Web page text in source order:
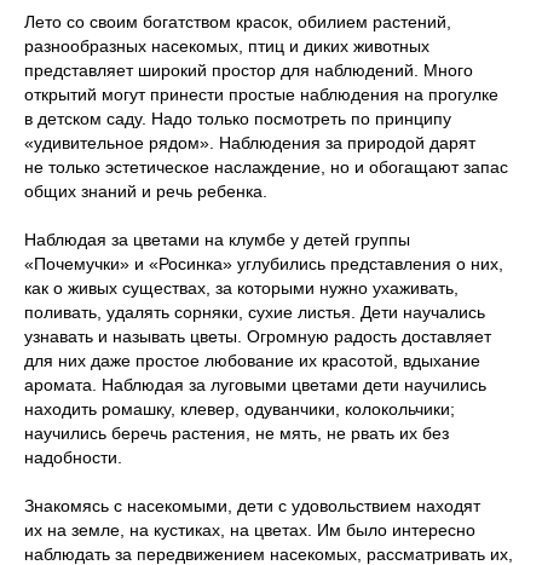
Лето со своим богатством красок, обилием растений,
разнообразных насекомых, птиц и диких животных
представляет широкий простор для наблюдений. Много
открытий могут принести простые наблюдения на прогулке
в детском саду. Надо только посмотреть по принципу
«удивительное рядом». Наблюдения за природой дарят
не только эстетическое наслаждение, но и обогащают запас
общих знаний и речь ребенка.
Наблюдая за цветами на клумбе у детей группы
«Почемучки» и «Росинка» углубились представления о них,
как о живых существах, за которыми нужно ухаживать,
поливать, удалять сорняки, сухие листья. Дети научались
узнавать и называть цветы. Огромную радость доставляет
для них даже простое любование их красотой, вдыхание
аромата. Наблюдая за луговыми цветами дети научились
находить ромашку, клевер, одуванчики, колокольчики;
научились беречь растения, не мять, не рвать их без
надобности.
Знакомясь с насекомыми, дети с удовольствием находят
их на земле, на кустиках, на цветах. Им было интересно
наблюдать за передвижением насекомых, рассматривать их,